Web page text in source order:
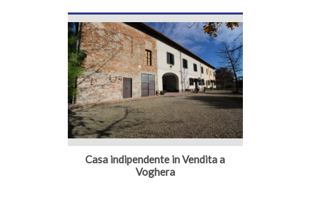
Casa indipendente in Vendita a
Voghera